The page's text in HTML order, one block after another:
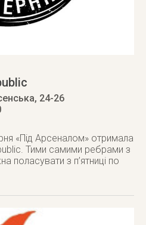
24-26
«Під Арсеналом» отримала
Тими самими ребрами з
поласувати з п’ятниці по